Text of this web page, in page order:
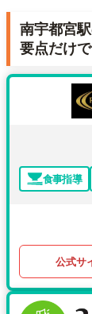
南宇都宮
要点だけ
食事指導
公式サ